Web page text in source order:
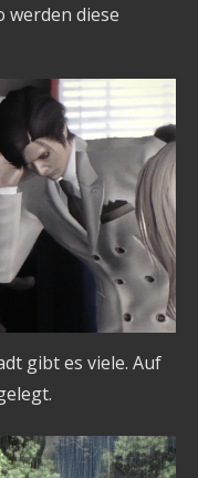
werden diese
gibt es viele. Auf